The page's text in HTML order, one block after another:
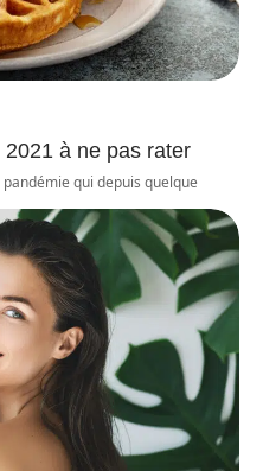
à ne pas rater
pandémie qui depuis quelque